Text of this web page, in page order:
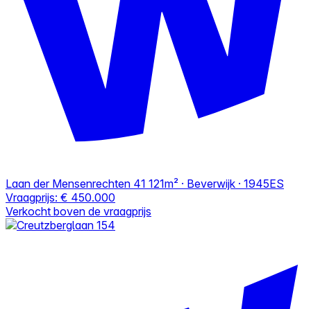
Laan der Mensenrechten 41 121m² · Beverwijk · 1945ES
Vraagprijs: € 450.000
Verkocht boven de vraagprijs